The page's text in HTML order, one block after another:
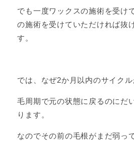
でも一度ワックスの施術を受け
の施術を受けていただければ抜
す。
では、なぜ2か月以内のサイクル
毛周期で元の状態に戻るのにだ
ります。
なのでその前の毛根がまだ弱っ